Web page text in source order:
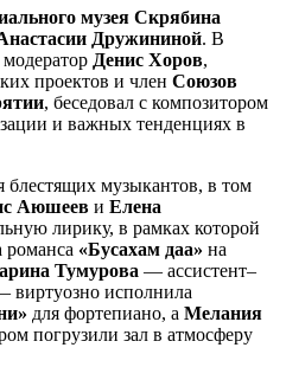
музея Скрябина
Дружининой. В
Денис Хоров,
проектов и член Союзов
, беседовал с композитором
и важных тенденциях в
блестящих музыкантов, в том
Аюшеев и Елена
лирику, в рамках которой
романса «Бусахам даа» на
Тумурова — ассистент–
виртуозно исполнила
для фортепиано, а Мелания
погрузили зал в атмосферу